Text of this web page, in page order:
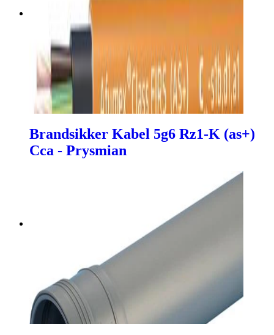
Brandsikker Kabel 5g6 Rz1-K (as+)
Cca - Prysmian